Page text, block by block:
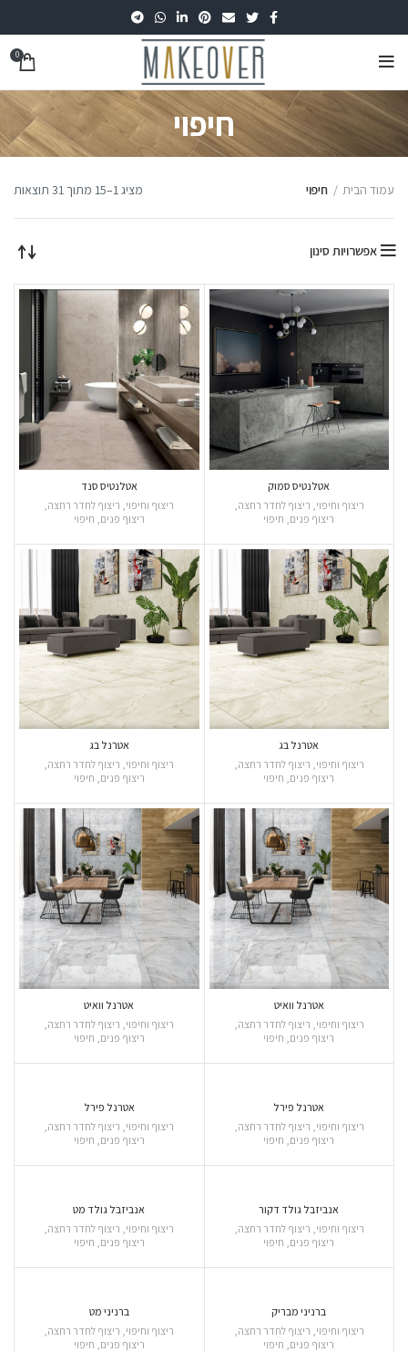
0
חיפוי
עמוד הבית חיפוי מציג 1–15 מתוך 31 תוצאות
אפשרויות סינון
אטלנטיס סמוק
ריצוף וחיפוי ריצוף לחדר רחצה
ריצוף פנים חיפוי
אטלנטיס סנד
ריצוף וחיפוי ריצוף לחדר רחצה
ריצוף פנים חיפוי
אטרנל בג
ריצוף וחיפוי, ריצוף לחדר רחצה,
ריצוף פנים, חיפוי
אטרנל בג
ריצוף וחיפוי, ריצוף לחדר רחצה,
ריצוף פנים, חיפוי
אטרנל וואיט
ריצוף וחיפוי ריצוף לחדר רחצה
ריצוף פנים חיפוי
אטרנל וואיט
ריצוף וחיפוי ריצוף לחדר רחצה
ריצוף פנים חיפוי
אטרנל פירל
ריצוף וחיפוי ריצוף לחדר רחצה
ריצוף פנים חיפוי
אטרנל פירל
ריצוף וחיפוי ריצוף לחדר רחצה
ריצוף פנים חיפוי
אנביזבל גולד דקור
ריצוף וחיפוי ריצוף לחדר רחצה
ריצוף פנים חיפוי
אנביזבל גולד מט
ריצוף וחיפוי ריצוף לחדר רחצה
ריצוף פנים חיפוי
ברניני מבריק
ריצוף וחיפוי ריצוף לחדר רחצה
ריצוף פנים חיפוי
ברניני מט
ריצוף וחיפוי ריצוף לחדר רחצה
ריצוף פנים חיפוי